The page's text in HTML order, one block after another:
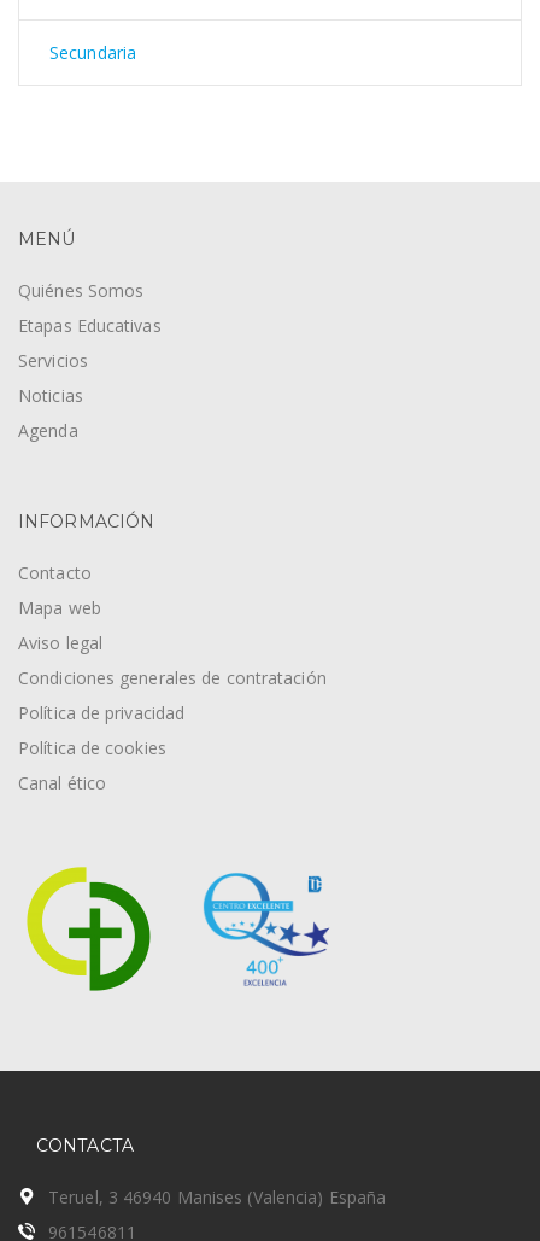
Secundaria
MENÚ
Quiénes Somos
Etapas Educativas
Servicios
Noticias
Agenda
INFORMACIÓN
Contacto
Mapa web
Aviso legal
Condiciones generales de contratación
Política de privacidad
Política de cookies
Canal ético
CONTACTA
Teruel, 3 46940 Manises (Valencia) España
961546811